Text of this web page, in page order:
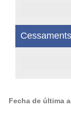
Cessaments
Fecha de última